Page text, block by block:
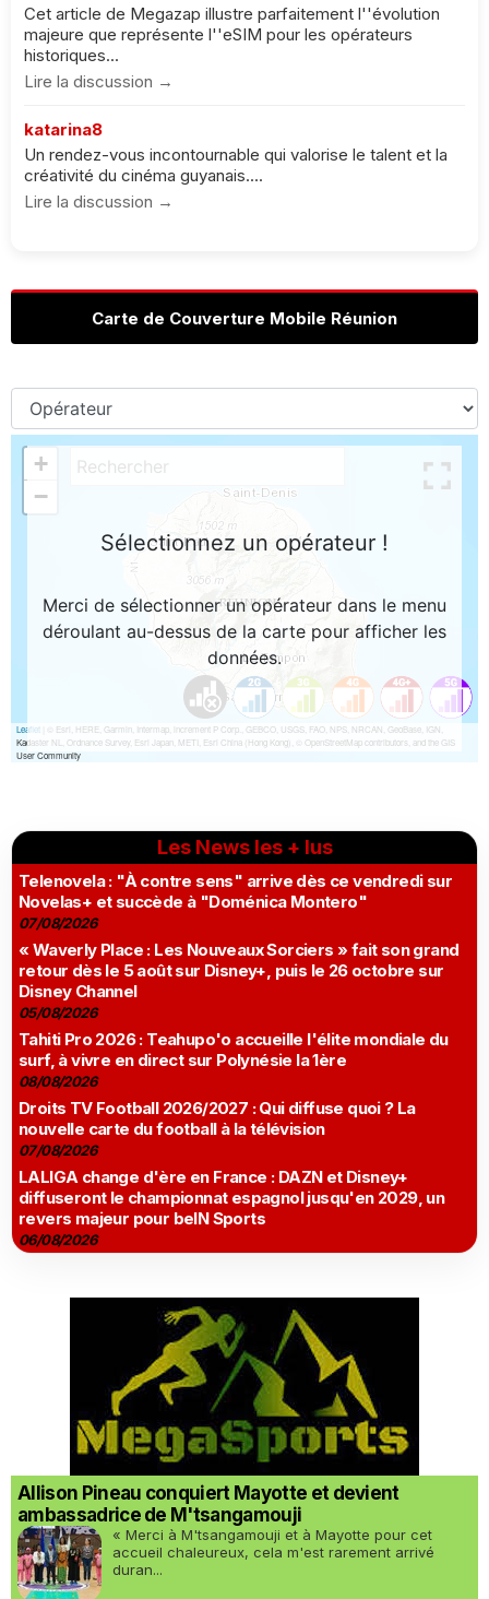
Cet article de Megazap illustre parfaitement l''évolution
majeure que représente l''eSIM pour les opérateurs
historiques...
Lire la discussion →
katarina8
Un rendez-vous incontournable qui valorise le talent et la
créativité du cinéma guyanais....
Lire la discussion →
Carte de Couverture Mobile Réunion
Les News les + lus
Telenovela : "À contre sens" arrive dès ce vendredi sur
Novelas+ et succède à "Doménica Montero"
07/08/2026
« Waverly Place : Les Nouveaux Sorciers » fait son grand
retour dès le 5 août sur Disney+, puis le 26 octobre sur
Disney Channel
05/08/2026
Tahiti Pro 2026 : Teahupo'o accueille l'élite mondiale du
surf, à vivre en direct sur Polynésie la 1ère
08/08/2026
Droits TV Football 2026/2027 : Qui diffuse quoi ? La
nouvelle carte du football à la télévision
07/08/2026
LALIGA change d'ère en France : DAZN et Disney+
diffuseront le championnat espagnol jusqu'en 2029, un
revers majeur pour beIN Sports
06/08/2026
Allison Pineau conquiert Mayotte et devient
ambassadrice de M'tsangamouji
« Merci à M'tsangamouji et à Mayotte pour cet
accueil chaleureux, cela m'est rarement arrivé
duran...